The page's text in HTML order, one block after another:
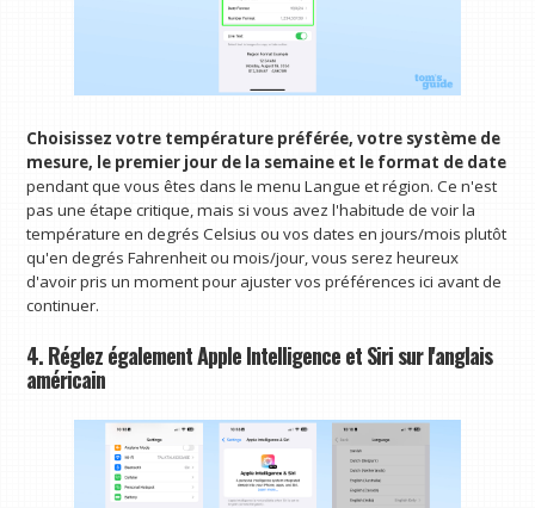
Choisissez votre température préférée, votre système de
mesure, le premier jour de la semaine et le format de date
pendant que vous êtes dans le menu Langue et région. Ce n'est
pas une étape critique, mais si vous avez l'habitude de voir la
température en degrés Celsius ou vos dates en jours/mois plutôt
qu'en degrés Fahrenheit ou mois/jour, vous serez heureux
d'avoir pris un moment pour ajuster vos préférences ici avant de
continuer.
4. Réglez également Apple Intelligence et Siri sur l'anglais
américain